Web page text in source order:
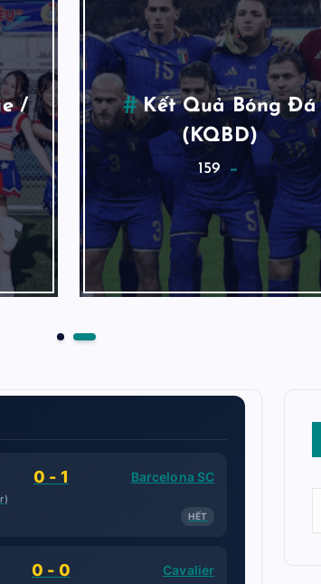
/
Kết Quả Bóng Đá
(KQBD)
159
0 - 1 Barcelona SC
HẾT
0 - 0 Cavalier